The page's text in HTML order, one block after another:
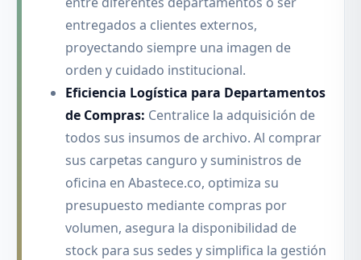
entregados a clientes externos,
proyectando siempre una imagen de
orden y cuidado institucional.
Eficiencia Logística para Departamentos
de Compras: Centralice la adquisición de
todos sus insumos de archivo. Al comprar
sus carpetas canguro y suministros de
oficina en Abastece.co, optimiza su
presupuesto mediante compras por
volumen, asegura la disponibilidad de
stock para sus sedes y simplifica la gestión